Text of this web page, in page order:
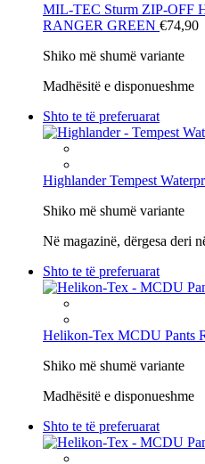
MIL-TEC Sturm ZIP-OFF
RANGER GREEN €74,90
Shiko më shumë variante
Madhësitë e disponueshme
Shto te të preferuarat
Highlander Tempest
Shiko më shumë variante
Në magazinë, dërgesa deri
Shto te të preferuarat
Helikon-Tex MCDU Pants
Shiko më shumë variante
Madhësitë e disponueshme
Shto te të preferuarat